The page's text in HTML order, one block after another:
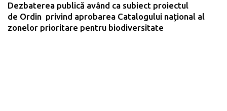
Dezbaterea publică având ca subiect proiectul
de Ordin privind aprobarea Catalogului național al
zonelor prioritare pentru biodiversitate